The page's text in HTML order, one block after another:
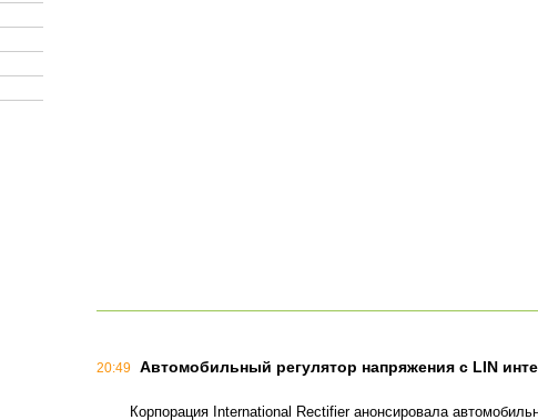
20:49 Автомобильный регулятор напряжения с LIN
Корпорация International Rectifier анонсировала